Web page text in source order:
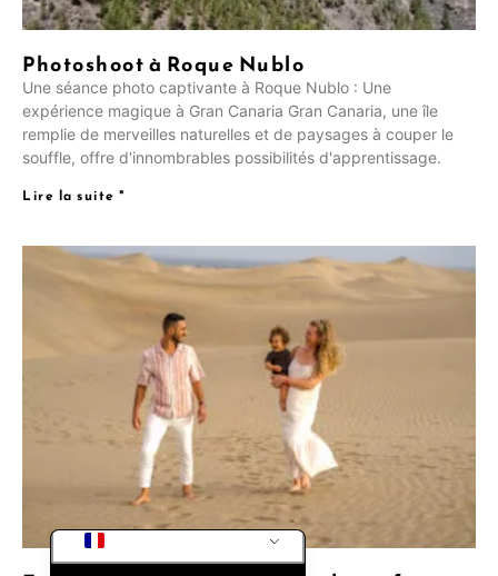
Photoshoot à Roque Nublo
Une séance photo captivante à Roque Nublo : Une
expérience magique à Gran Canaria Gran Canaria, une île
remplie de merveilles naturelles et de paysages à couper le
souffle, offre d'innombrables possibilités d'apprentissage.
Lire la suite "
EN_GB
DE_CH_INFORMAL
IT
NB
PL
CS
PT
UK